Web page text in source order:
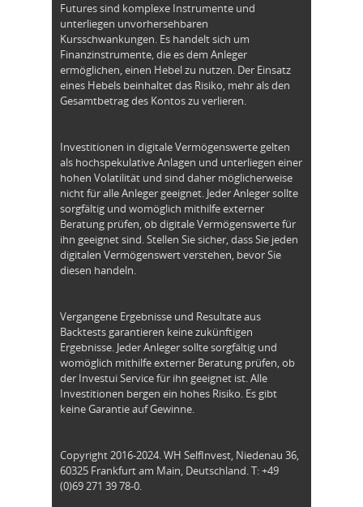
Futures sind komplexe Instrumente und
unterliegen unvorhersehbaren
Kursschwankungen. Es handelt sich um
Finanzinstrumente, die es dem Anleger
ermöglichen, einen Hebel zu nutzen. Der Einsatz
eines Hebels beinhaltet das Risiko, mehr als den
Gesamtbetrag des Kontos zu verlieren.
Investitionen in digitale Vermögenswerte gelten
als hochspekulative Anlagen und unterliegen einer
hohen Volatilität und sind daher möglicherweise
nicht für alle Anleger geeignet. Jeder Anleger sollte
sorgfältig und womöglich mithilfe externer
Beratung prüfen, ob digitale Vermögenswerte für
ihn geeignet sind. Stellen Sie sicher, dass Sie jeden
digitalen Vermögenswert verstehen, bevor Sie
diesen handeln.
Vergangene Ergebnisse und Resultate aus
Backtests garantieren keine zukünftigen
Ergebnisse. Jeder Anleger sollte sorgfältig und
womöglich mithilfe externer Beratung prüfen, ob
der Investui Service für ihn geeignet ist. Alle
Investitionen bergen ein hohes Risiko. Es gibt
keine Garantie auf Gewinne.
Copyright 2016-2024. WH SelfInvest, Niedenau 36,
60325 Frankfurt am Main, Deutschland. T: +49
(0)69 271 39 78-0.